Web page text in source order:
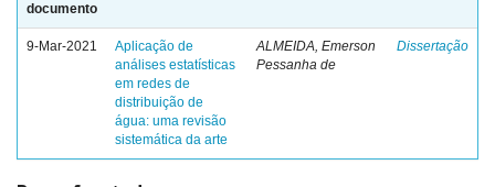
documento
9-Mar-2021
Aplicação de
análises estatísticas
em redes de
distribuição de
água: uma revisão
sistemática da arte
ALMEIDA, Emerson
Pessanha de
Dissertação